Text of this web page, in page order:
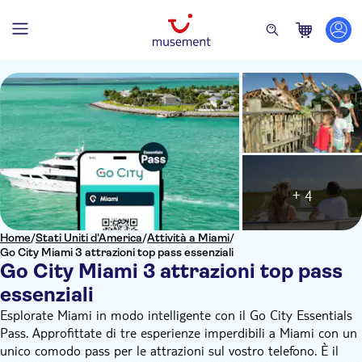
Home/Stati Uniti d'America/Attività a Miami/
Go City Miami 3 attrazioni top pass essenziali
Go City Miami 3 attrazioni top pass
essenziali
+ 4
Esplorate Miami in modo intelligente con il Go City Essentials
Pass. Approfittate di tre esperienze imperdibili a Miami con un
unico comodo pass per le attrazioni sul vostro telefono. È il